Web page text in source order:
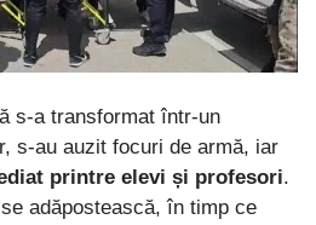
s-a transformat într-un
s-au auzit focuri de armă, iar
printre elevi și profesori.
adăpostească, în timp ce